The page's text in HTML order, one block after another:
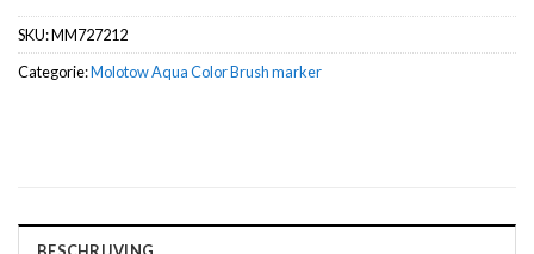
SKU:MM727212
Categorie:Molotow Aqua Color Brush marker